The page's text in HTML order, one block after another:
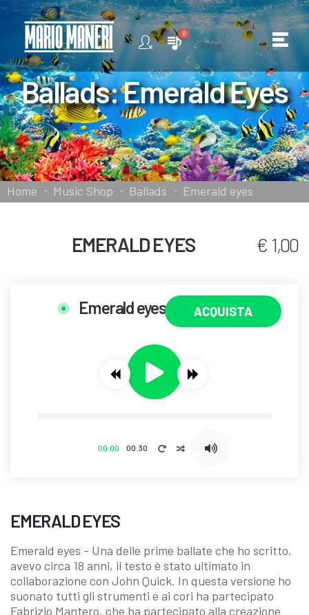
0
Ballads: Emerald Eyes
Home Music Shop Ballads Emerald eyes
EMERALD EYES € 1,00
Emerald eyes ACQUISTA
00:00 00:30
EMERALD EYES
Emerald eyes - Una delle prime ballate che ho scritto,
avevo circa 18 anni, il testo è stato ultimato in
collaborazione con John Quick. In questa versione ho
suonato tutti gli strumenti e ai cori ha partecipato
Fabrizio Mantero, che ha partecipato alla creazione